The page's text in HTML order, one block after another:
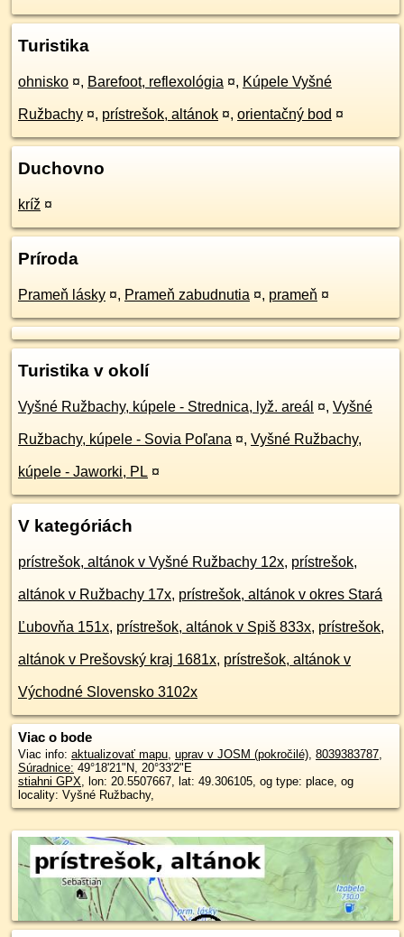
Turistika
ohnisko ¤, Barefoot, reflexológia ¤, Kúpele Vyšné
Ružbachy ¤, prístrešok, altánok ¤, orientačný bod ¤
Duchovno
kríž ¤
Príroda
Prameň lásky ¤, Prameň zabudnutia ¤, prameň ¤
Turistika v okolí
Vyšné Ružbachy, kúpele - Strednica, lyž. areál ¤, Vyšné
Ružbachy, kúpele - Sovia Poľana ¤, Vyšné Ružbachy,
kúpele - Jaworki, PL ¤
V kategóriách
prístrešok, altánok v Vyšné Ružbachy 12x, prístrešok,
altánok v Ružbachy 17x, prístrešok, altánok v okres Stará
Ľubovňa 151x, prístrešok, altánok v Spiš 833x, prístrešok,
altánok v Prešovský kraj 1681x, prístrešok, altánok v
Východné Slovensko 3102x
Viac o bode
Viac info: aktualizovať mapu, uprav v JOSM (pokročilé), 8039383787,
Súradnice: 49°18'21"N, 20°33'2"E
stiahni GPX, lon: 20.5507667, lat: 49.306105, og type: place, og
locality: Vyšné Ružbachy,